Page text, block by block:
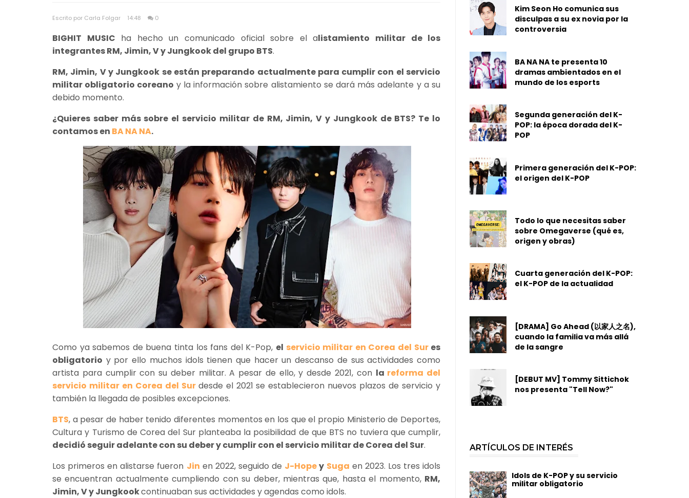
Escrito por Carla Folgar 14:48 0
BIGHIT MUSIC ha hecho un comunicado oficial sobre el alistamiento militar de los
integrantes RM, Jimin, V y Jungkook del grupo BTS.
RM, Jimin, V y Jungkook se están preparando actualmente para cumplir con el servicio
militar obligatorio coreano y la información sobre alistamiento se dará más adelante y a su
debido momento.
¿Quieres saber más sobre el servicio militar de RM, Jimin, V y Jungkook de BTS? Te lo
contamos en BA NA NA.
Como ya sabemos de buena tinta los fans del K-Pop, el servicio militar en Corea del Sures
obligatorio y por ello muchos idols tienen que hacer un descanso de sus actividades como
artista para cumplir con su deber militar. A pesar de ello, y desde 2021, con la reforma del
servicio militar en Corea del Sur desde el 2021 se establecieron nuevos plazos de servicio y
también la llegada de posibles excepciones.
BTS, a pesar de haber tenido diferentes momentos en los que el propio Ministerio de Deportes,
Cultura y Turismo de Corea del Sur planteaba la posibilidad de que BTS no tuviera que cumplir,
decidió seguir adelante con su deber y cumplir con el servicio militar de Corea del Sur.
Los primeros en alistarse fueron Jin en 2022, seguido de J-Hopey Suga en 2023. Los tres idols
se encuentran actualmente cumpliendo con su deber, mientras que, hasta el momento, RM,
Jimin, V y Jungkookcontinuaban sus actividades y agendas como idols.
Kim Seon Ho comunica sus
disculpas a su ex novia por la
controversia
BA NA NA te presenta 10
dramas ambientados en el
mundo de los esports
Segunda generación del K-
POP: la época dorada del K-
POP
Primera generación del K-POP:
el origen del K-POP
Todo lo que necesitas saber
sobre Omegaverse (qué es,
origen y obras)
Cuarta generación del K-POP:
el K-POP de la actualidad
[DRAMA] Go Ahead (以家人之名),
cuando la familia va más allá
de la sangre
[DEBUT MV] Tommy Sittichok
nos presenta "Tell Now?"
ARTÍCULOS DE INTERÉS
Idols de K-POP y su servicio
militar obligatorio